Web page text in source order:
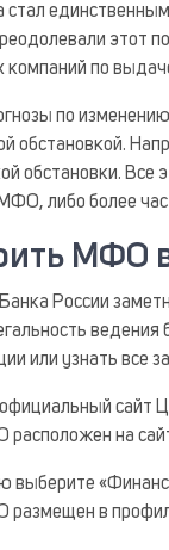
этот
компаний по
по
обстановкой.
обстановки. Все
либо более
МФО
России
или узнать
сайт
расположен на
выберите
размещен в